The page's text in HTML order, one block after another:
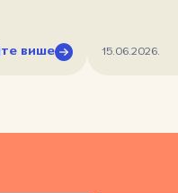
више 15.06.2026.